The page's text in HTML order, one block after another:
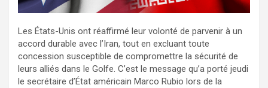
Les États-Unis ont réaffirmé leur volonté de parvenir à un
accord durable avec l’Iran, tout en excluant toute
concession susceptible de compromettre la sécurité de
leurs alliés dans le Golfe. C’est le message qu’a porté jeudi
le secrétaire d’État américain Marco Rubio lors de la